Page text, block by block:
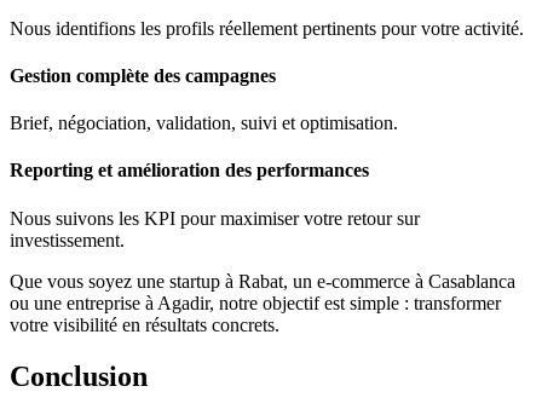
Nous identifions les profils réellement pertinents pour votre activité.
Gestion complète des campagnes
Brief, négociation, validation, suivi et optimisation.
Reporting et amélioration des performances
Nous suivons les KPI pour maximiser votre retour sur
investissement.
Que vous soyez une startup à Rabat, un e-commerce à Casablanca
ou une entreprise à Agadir, notre objectif est simple : transformer
votre visibilité en résultats concrets.
Conclusion